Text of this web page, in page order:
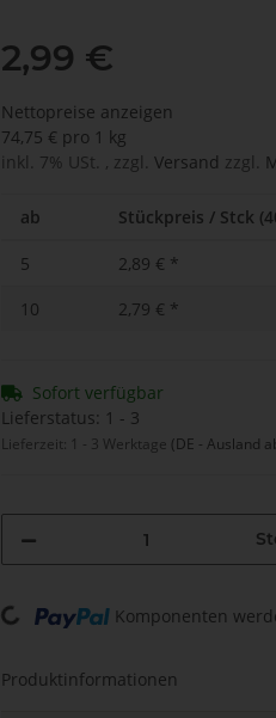
2,99 €
Nettopreise anzeigen
74,75 € pro 1 kg
inkl. 7% USt. , zzgl. Versand zzgl.
ab Stückpreis / Stck
5 2,89 € *
10
2,79 € *
Sofort verfügbar
Lieferstatus: 1 - 3
Lieferzeit: 1 - 3 Werktage (DE - Ausland
Loading... Komponenten
Produktinformationen